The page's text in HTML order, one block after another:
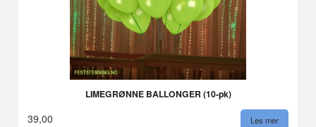
LIMEGRØNNE BALLONGER (10-pk)
39,00 Les mer